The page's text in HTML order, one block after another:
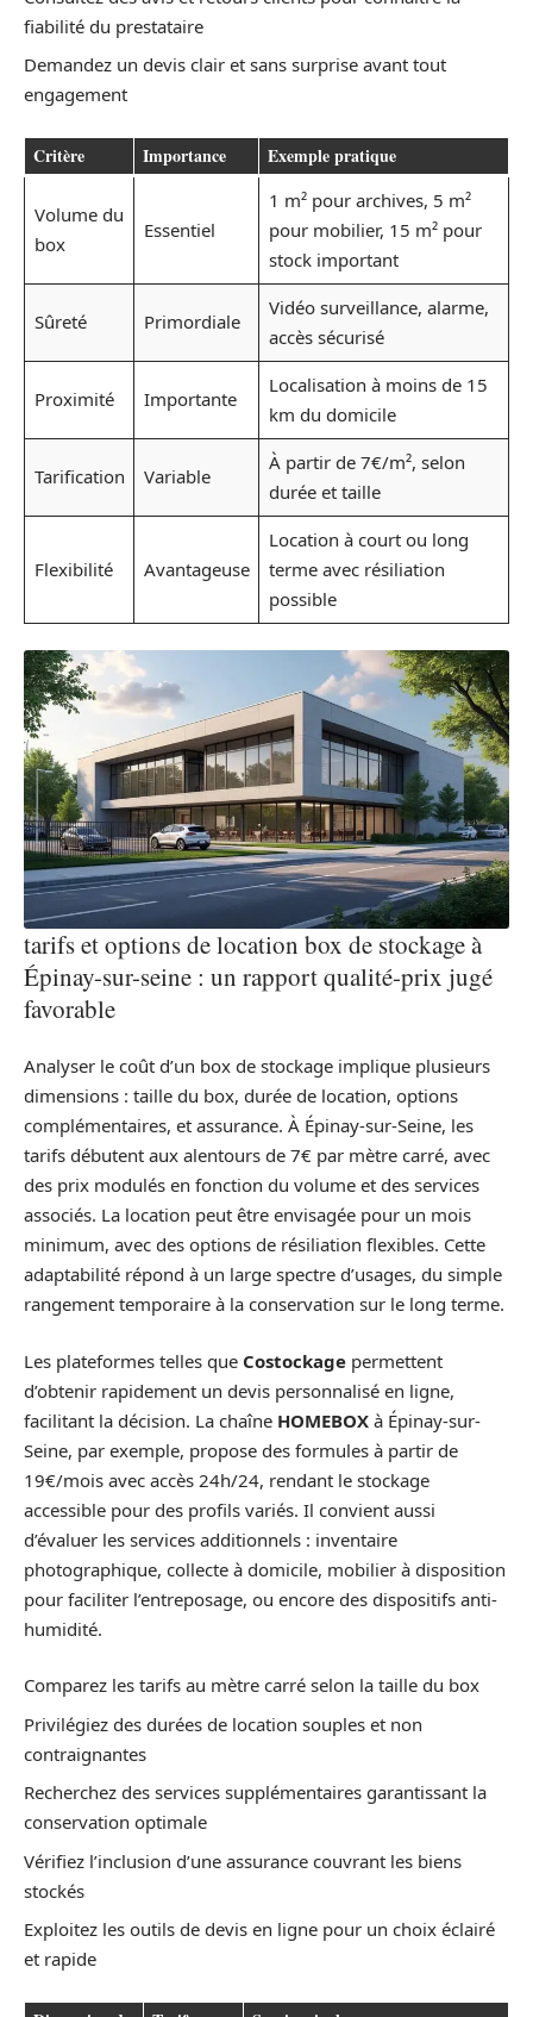
fiabilité du prestataire
Demandez un devis clair et sans surprise avant tout
engagement
Critère Importance Exemple pratique
Volume du
box
Essentiel
1 m² pour archives, 5 m²
pour mobilier, 15 m² pour
stock important
Sûreté Primordiale
Vidéo surveillance, alarme,
accès sécurisé
Proximité Importante
Localisation à moins de 15
km du domicile
Tarification Variable
À partir de 7€/m², selon
durée et taille
Flexibilité Avantageuse
Location à court ou long
terme avec résiliation
possible
tarifs et options de location box de stockage à
Épinay-sur-seine : un rapport qualité-prix jugé
favorable
Analyser le coût d’un box de stockage implique plusieurs
dimensions : taille du box, durée de location, options
complémentaires, et assurance. À Épinay-sur-Seine, les
tarifs débutent aux alentours de 7€ par mètre carré, avec
des prix modulés en fonction du volume et des services
associés. La location peut être envisagée pour un mois
minimum, avec des options de résiliation flexibles. Cette
adaptabilité répond à un large spectre d’usages, du simple
rangement temporaire à la conservation sur le long terme.
Les plateformes telles que Costockage permettent
d’obtenir rapidement un devis personnalisé en ligne,
facilitant la décision. La chaîne HOMEBOX à Épinay-sur-
Seine, par exemple, propose des formules à partir de
19€/mois avec accès 24h/24, rendant le stockage
accessible pour des profils variés. Il convient aussi
d’évaluer les services additionnels : inventaire
photographique, collecte à domicile, mobilier à disposition
pour faciliter l’entreposage, ou encore des dispositifs anti-
humidité.
Comparez les tarifs au mètre carré selon la taille du box
Privilégiez des durées de location souples et non
contraignantes
Recherchez des services supplémentaires garantissant la
conservation optimale
Vérifiez l’inclusion d’une assurance couvrant les biens
stockés
Exploitez les outils de devis en ligne pour un choix éclairé
et rapide